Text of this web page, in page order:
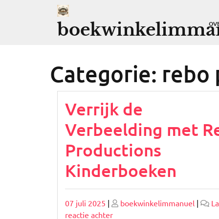
Categorie: rebo
Verrijk de
Verbeelding met
Productions
Kinderboeken
Geplaatst
op
07 juli 2025 | Geplaatst
op
boekwinkelimmanuel |
reactie achterop